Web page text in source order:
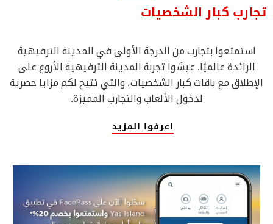
تجارب كبار الشخصيات
استمتعوا بتجارب من الدرجة الأولى في المدينة الترفيهية
الرائدة عالميًا. عيشوا تجربة المدينة الترفيهية الأروع على
الإطلاق مع باقات كبار الشخصيات، والتي تتيح لكم مزايا حصرية
لدخول الألعاب والتجارب المميزة.
اعرفوا المزيد